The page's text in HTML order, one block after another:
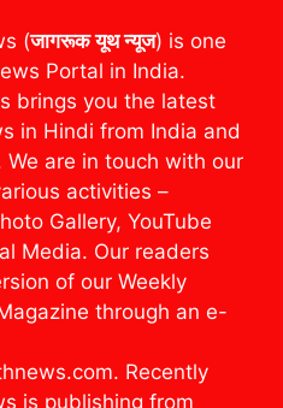
(जागरूक यूथ न्यूज) is one
Portal in India.
brings you the latest
in Hindi from India and
are in touch with our
activities –
Gallery, YouTube
Media. Our readers
of our Weekly
through an e-
Recently
is publishing from